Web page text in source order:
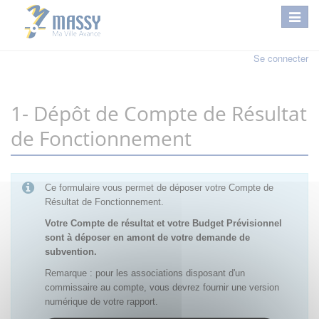
Se connecter
1- Dépôt de Compte de Résultat
de Fonctionnement
Ce formulaire vous permet de déposer votre Compte de
Résultat de Fonctionnement.
Votre Compte de résultat et votre Budget Prévisionnel
sont à déposer en amont de votre demande de
subvention.
Remarque : pour les associations disposant d'un
commissaire au compte, vous devrez fournir une version
numérique de votre rapport.